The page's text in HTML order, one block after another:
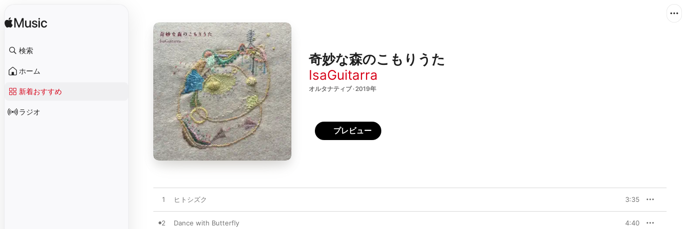
検索
ホーム
新着おすすめ
ラジオ
奇妙な森のこもりうた
IsaGuitarra
オルタナティブ · 2019年
プレビュー
1 ヒトシズク 3:35
2 Dance with Butterfly 4:40